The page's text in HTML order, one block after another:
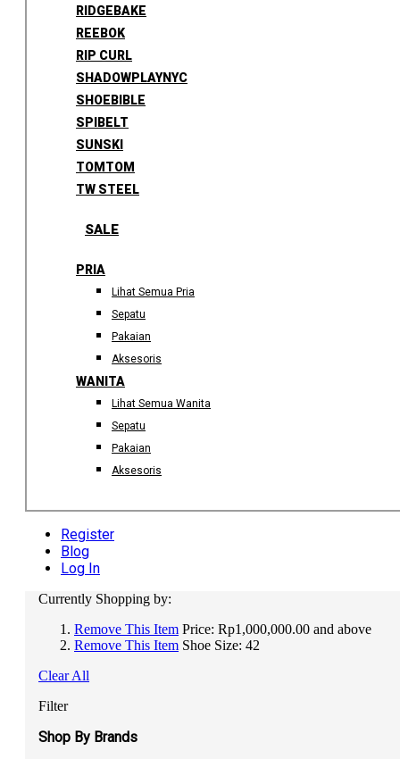
RIDGEBAKE
REEBOK
RIP CURL
SHADOWPLAYNYC
SHOEBIBLE
SPIBELT
SUNSKI
TOMTOM
TW STEEL
SALE
PRIA
Lihat Semua Pria
Sepatu
Pakaian
Aksesoris
WANITA
Lihat Semua Wanita
Sepatu
Pakaian
Aksesoris
Register
Blog
Log In
Currently Shopping by:
Remove This Item Price: Rp1,000,000.00 and above
Remove This Item Shoe Size: 42
Clear All
Filter
Shop By Brands